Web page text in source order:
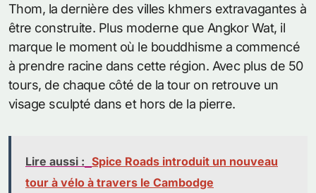
Thom, la dernière des villes khmers extravagantes à
être construite. Plus moderne que Angkor Wat, il
marque le moment où le bouddhisme a commencé
à prendre racine dans cette région. Avec plus de 50
tours, de chaque côté de la tour on retrouve un
visage sculpté dans et hors de la pierre.
Lire aussi : Spice Roads introduit un nouveau
tour à vélo à travers le Cambodge